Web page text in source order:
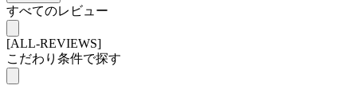
すべてのレビュー
[ALL-REVIEWS]
こだわり条件で探す